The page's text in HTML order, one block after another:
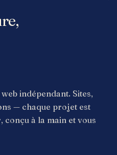
indépendant. Sites,
— chaque projet est
à la main et vous